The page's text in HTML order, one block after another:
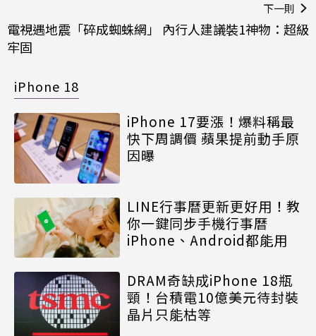
下一則
電視遇地震「碎成蜘蛛網」 內行人建議裝1神物：超級
牢固
iPhone 18
iPhone 17要漲！爆料稱最
快下周調價 蘋果提前動手原
因曝
LINE行事曆更新更好用！教
你一鍵同步手機行事曆
iPhone、Android都能用
DRAM奇缺成iPhone 18瓶
頸！台積電10億美元待封裝
晶片只能枯等